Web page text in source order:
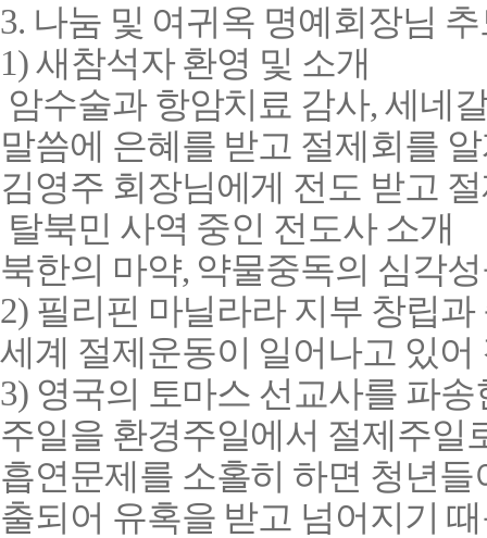
3. 나눔 및 여귀옥 명예회장님
1)새참석자 환영 및 소개
암수술과 항암치료 감사,세네
말씀에 은혜를 받고 절제회를
김영주 회장님에게 전도 받고
탈북민 사역 중인 전도사 소개
북한의 마약, 약물중독의 심각
2) 필리핀 마닐라라 지부 창립과
세계 절제운동이 일어나고 있어
3) 영국의 토마스 선교사를 파
주일을 환경주일에서 절제주일
흡연문제를 소홀히 하면 청년
출되어 유혹을 받고 넘어지기